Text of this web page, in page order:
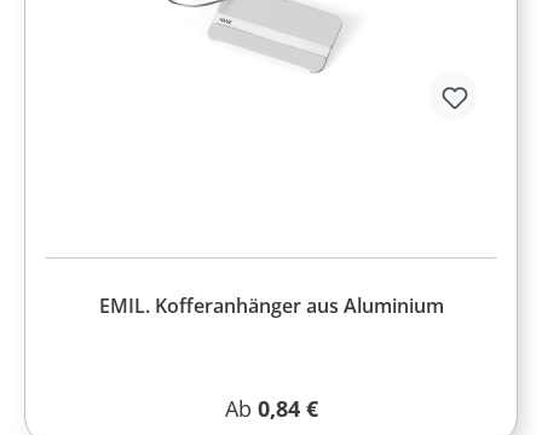
EMIL. Kofferanhänger aus Aluminium
Regulärer Preis:
Ab 0,84 €